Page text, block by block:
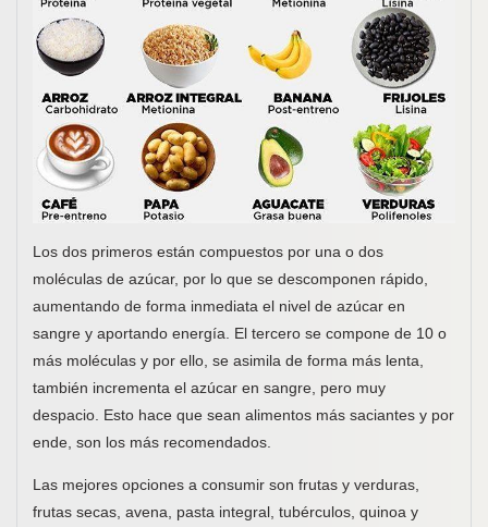
Los dos primeros están compuestos por una o dos
moléculas de azúcar, por lo que se descomponen rápido,
aumentando de forma inmediata el nivel de azúcar en
sangre y aportando energía. El tercero se compone de 10 o
más moléculas y por ello, se asimila de forma más lenta,
también incrementa el azúcar en sangre, pero muy
despacio. Esto hace que sean alimentos más saciantes y por
ende, son los más recomendados.
Las mejores opciones a consumir son frutas y verduras,
frutas secas, avena, pasta integral, tubérculos, quinoa y